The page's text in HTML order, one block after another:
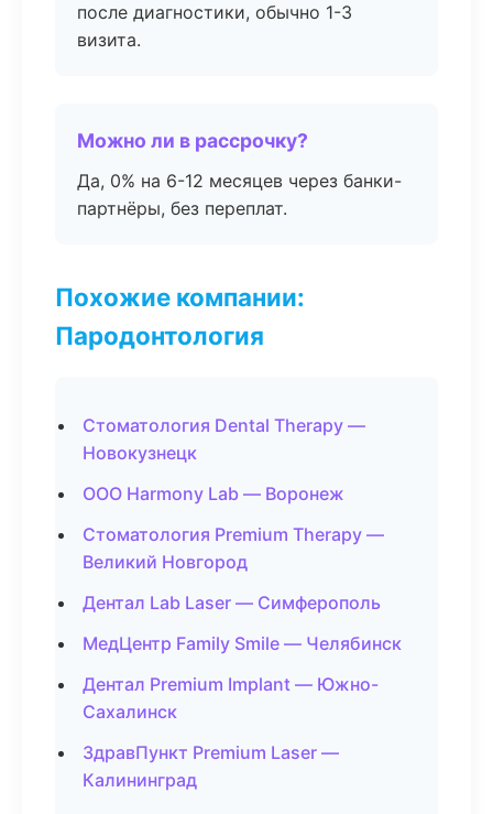
после диагностики, обычно 1-3
визита.
Можно ли в рассрочку?
Да, 0% на 6-12 месяцев через банки-
партнёры, без переплат.
Похожие компании:
Пародонтология
Стоматология Dental Therapy —
Новокузнецк
ООО Harmony Lab — Воронеж
Стоматология Premium Therapy —
Великий Новгород
Дентал Lab Laser — Симферополь
МедЦентр Family Smile — Челябинск
Дентал Premium Implant — Южно-
Сахалинск
ЗдравПункт Premium Laser —
Калининград